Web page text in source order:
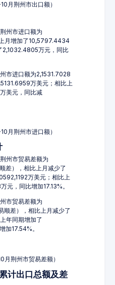
月荆州市出口额）
州市进口额为
月增加了10,5797.4434
2,1032.4805万元，同比
市进口额为2,1531.7028
万美元；相比上
美元，同比减
月荆州市进口额）
州市贸易差额为
差），相比上月减少了
万美元；相比上
元，同比增加17.13%。
市贸易差额为
差），相比上月减少了
年同期增加了
17.54%。
月荆州市贸易差额）
计出口总额及差